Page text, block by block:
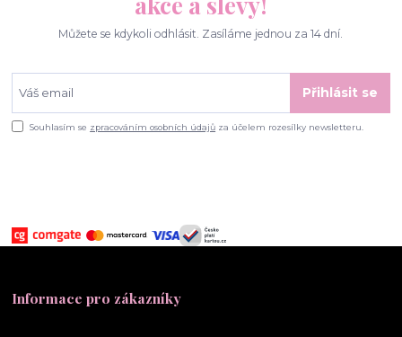
Můžete se kdykoli odhlásit. Zasíláme jednou za 14 dní.
Přihlásit se
Souhlasím se zpracováním osobních údajů za účelem rozesílky newsletteru.
Informace pro zákazníky